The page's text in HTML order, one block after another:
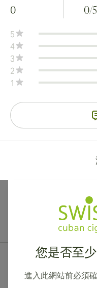
0 0/5
5
4
3
2
1
您是否至少
進入此網站前必須
提供寄往加拿大、英國及